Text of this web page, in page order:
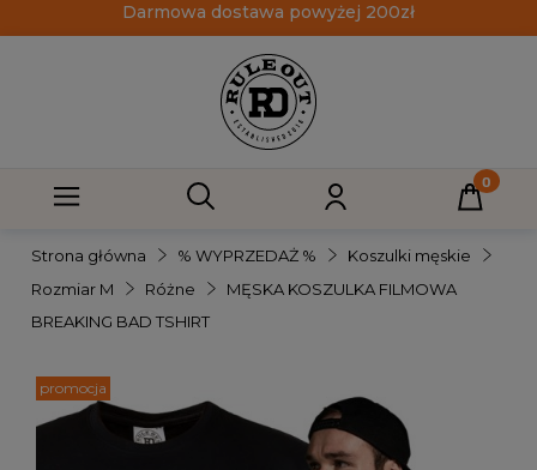
Darmowa dostawa powyżej 200zł
Strona główna % WYPRZEDAŻ %
Koszulki męskie
Rozmiar M
Różne
MĘSKA KOSZULKA FILMOWA
BREAKING BAD TSHIRT
promocja